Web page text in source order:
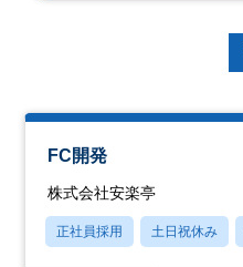
FC開発
株式会社安楽亭
正社員採用 土日祝休み